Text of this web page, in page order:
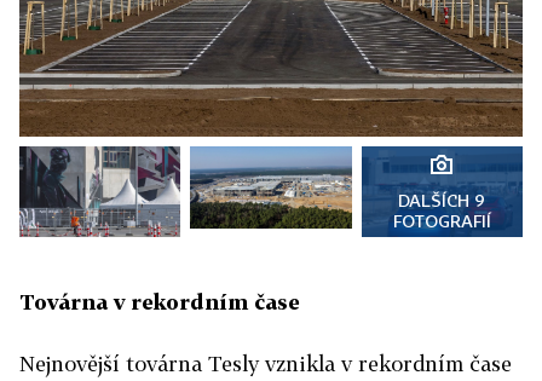
DALŠÍCH 9
FOTOGRAFIÍ
Továrna v rekordním čase
Nejnovější továrna Tesly vznikla v rekordním čase